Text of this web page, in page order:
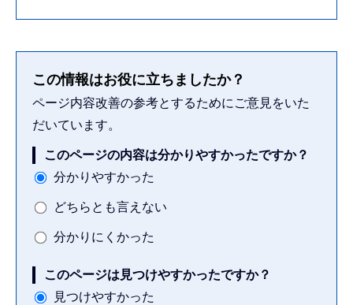
この情報はお役に立ちましたか？
ページ内容改善の参考とするためにご意見をいた
だいています。
このページの内容は分かりやすかったですか？
分かりやすかった
どちらとも言えない
分かりにくかった
このページは見つけやすかったですか？
見つけやすかった